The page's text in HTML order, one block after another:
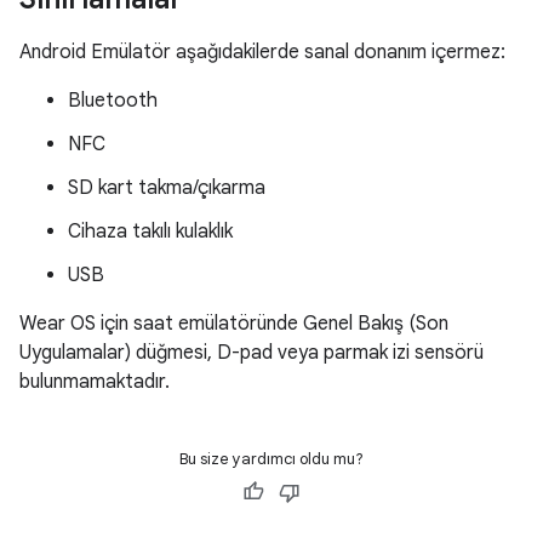
Android Emülatör aşağıdakilerde sanal donanım içermez:
Bluetooth
NFC
SD kart takma/çıkarma
Cihaza takılı kulaklık
USB
Wear OS için saat emülatöründe Genel Bakış (Son
Uygulamalar) düğmesi, D-pad veya parmak izi sensörü
bulunmamaktadır.
Bu size yardımcı oldu mu?